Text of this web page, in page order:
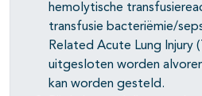
hemolytische
transfusie bacteriëmie/
Related Acute Lung Injury
uitgesloten worden
kan worden gesteld.